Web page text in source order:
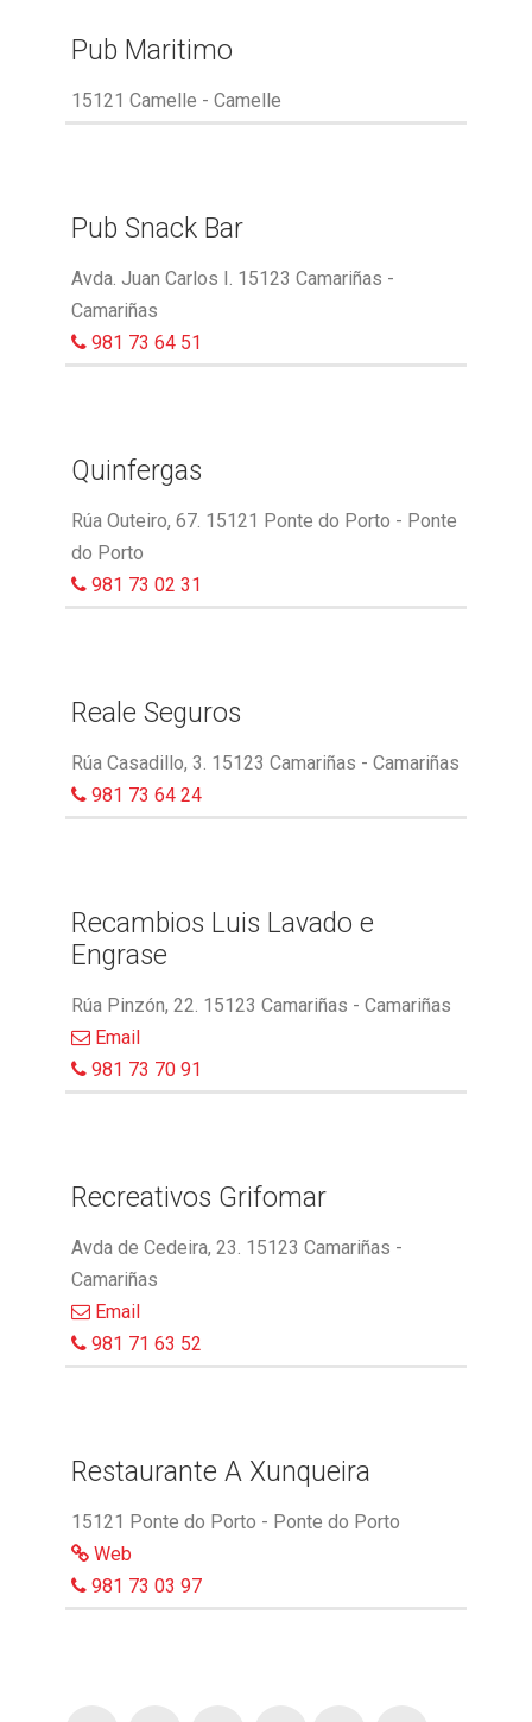
Pub Maritimo
15121 Camelle - Camelle
Pub Snack Bar
Avda. Juan Carlos I. 15123 Camariñas -
Camariñas
981 73 64 51
Quinfergas
Rúa Outeiro, 67. 15121 Ponte do Porto - Ponte
do Porto
981 73 02 31
Reale Seguros
Rúa Casadillo, 3. 15123 Camariñas - Camariñas
981 73 64 24
Recambios Luis Lavado e
Engrase
Rúa Pinzón, 22. 15123 Camariñas - Camariñas
Email
981 73 70 91
Recreativos Grifomar
Avda de Cedeira, 23. 15123 Camariñas -
Camariñas
Email
981 71 63 52
Restaurante A Xunqueira
15121 Ponte do Porto - Ponte do Porto
Web
981 73 03 97